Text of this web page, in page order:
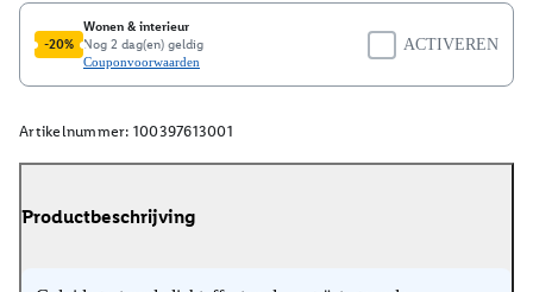
Artikelnummer: 100397613001
Productbeschrijving